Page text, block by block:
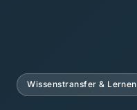
Wissenstransfer & Lernen